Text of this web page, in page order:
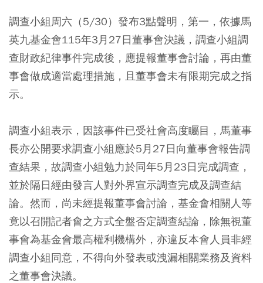
調查小組周六（5/30）發布3點聲明，第一，依據馬
英九基金會115年3月27日董事會決議，調查小組調
查財政紀律事件完成後，應提報董事會討論，再由董
事會做成適當處理措施，且董事會未有限期完成之指
示。
調查小組表示，因該事件已受社會高度矚目，馬董事
長亦公開要求調查小組應於5月27日向董事會報告調
查結果，故調查小組勉力於同年5月23日完成調查，
並於隔日經由發言人對外界宣示調查完成及調查結
論。然而，尚未經提報董事會討論，基金會相關人等
竟以召開記者會之方式全盤否定調查結論，除無視董
事會為基金會最高權利機構外，亦違反本會人員非經
調查小組同意，不得向外發表或洩漏相關業務及資料
之董事會決議。